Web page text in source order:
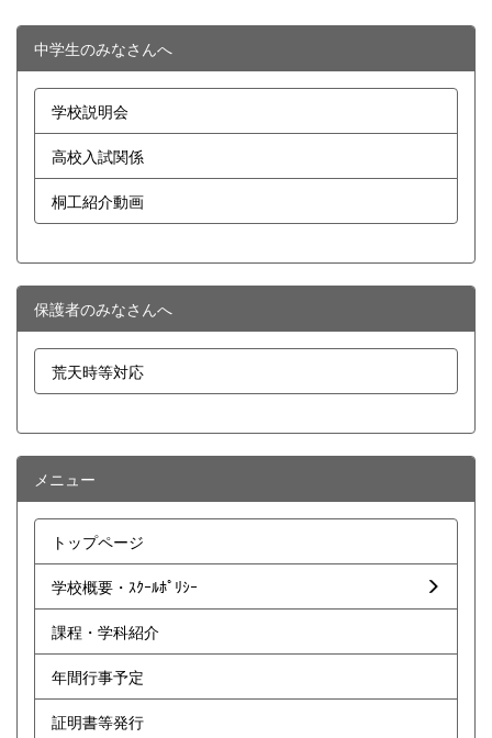
中学生のみなさんへ
学校説明会
高校入試関係
桐工紹介動画
保護者のみなさんへ
荒天時等対応
メニュー
トップページ
学校概要・ｽｸｰﾙﾎﾟﾘｼｰ
課程・学科紹介
年間行事予定
証明書等発行